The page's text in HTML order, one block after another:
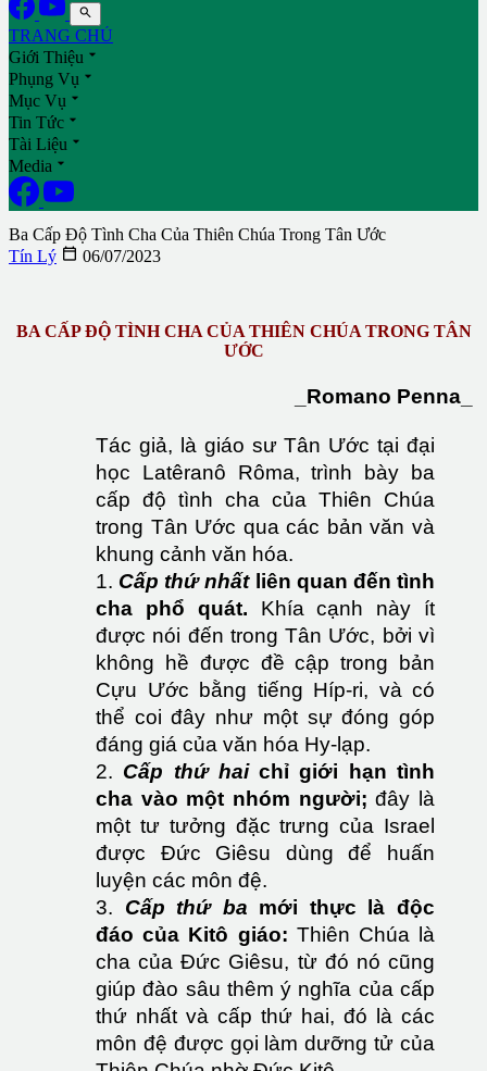

TRANG CHỦ
Giới Thiệu 
Phụng Vụ 
Mục Vụ 
Tin Tức 
Tài Liệu 
Media 
Ba Cấp Độ Tình Cha Của Thiên Chúa Trong Tân Ước
Tín Lý  06/07/2023
BA CẤP ĐỘ TÌNH CHA CỦA THIÊN CHÚA TRONG TÂN
ƯỚC
_Romano Penna_
Tác giả, là giáo sư Tân Ước tại đại
học Latêranô Rôma, trình bày ba
cấp độ tình cha của Thiên Chúa
trong Tân Ước qua các bản văn và
khung cảnh văn hóa.
1. Cấp thứ nhất liên quan đến tình
cha phổ quát. Khía cạnh này ít
được nói đến trong Tân Ước, bởi vì
không hề được đề cập trong bản
Cựu Ước bằng tiếng Híp-ri, và có
thể coi đây như một sự đóng góp
đáng giá của văn hóa Hy-lạp.
2. Cấp thứ haichỉ giới hạn tình
cha vào một nhóm người; đây là
một tư tưởng đặc trưng của Israel
được Đức Giêsu dùng để huấn
luyện các môn đệ.
3. Cấp thứ ba mới thực là độc
đáo của Kitô giáo: Thiên Chúa là
cha của Đức Giêsu, từ đó nó cũng
giúp đào sâu thêm ý nghĩa của cấp
thứ nhất và cấp thứ hai, đó là các
môn đệ được gọi làm dưỡng tử của